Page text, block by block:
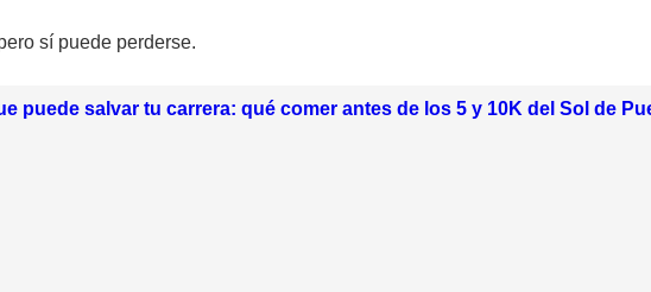
sí puede perderse.
puede salvar tu carrera: qué comer antes de los 5 y 10K del Sol de